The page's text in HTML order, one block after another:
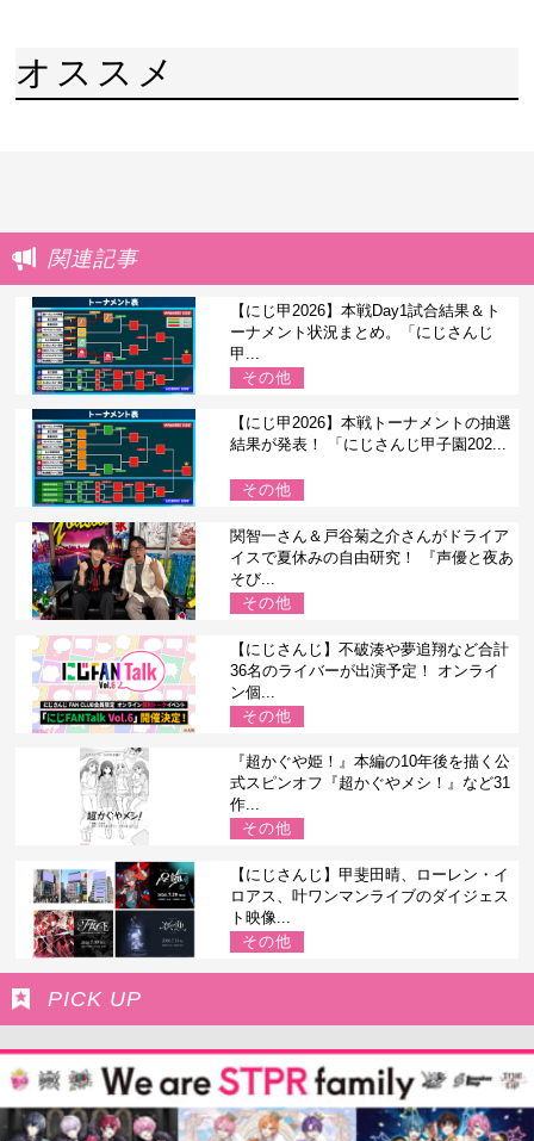
オススメ
関連記事
【にじ甲2026】本戦Day1試合結果＆ト
ーナメント状況まとめ。「にじさんじ
甲...
その他
【にじ甲2026】本戦トーナメントの抽選
結果が発表！ 「にじさんじ甲子園202...
その他
関智一さん＆戸谷菊之介さんがドライア
イスで夏休みの自由研究！ 『声優と夜あ
そび...
その他
【にじさんじ】不破湊や夢追翔など合計
36名のライバーが出演予定！ オンライ
ン個...
その他
『超かぐや姫！』本編の10年後を描く公
式スピンオフ『超かぐやメシ！』など31
作...
その他
【にじさんじ】甲斐田晴、ローレン・イ
ロアス、叶ワンマンライブのダイジェス
ト映像...
その他
PICK UP